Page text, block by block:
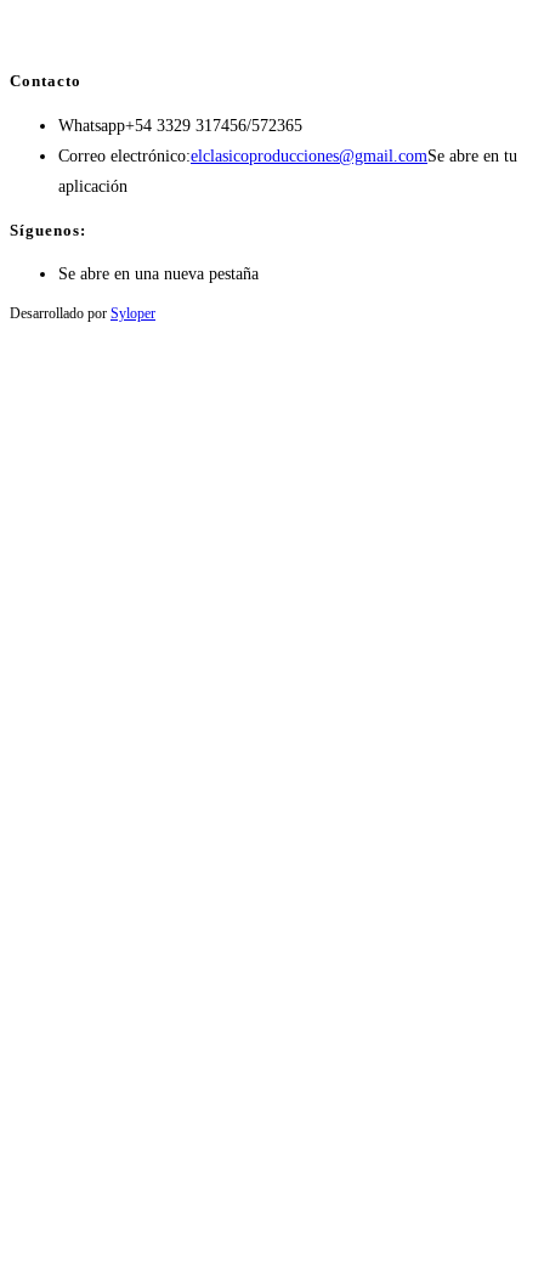
Contacto
Whatsapp+54 3329 317456/572365
Correo electrónico:elclasicoproducciones@gmail.comSe abre en tu
aplicación
Síguenos:
Se abre en una nueva pestaña
Desarrollado por Syloper